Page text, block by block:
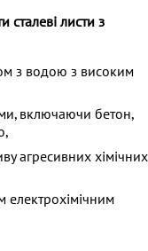
сталеві листи з
з водою з високим
включаючи бетон,
агресивних хімічних
електрохімічним